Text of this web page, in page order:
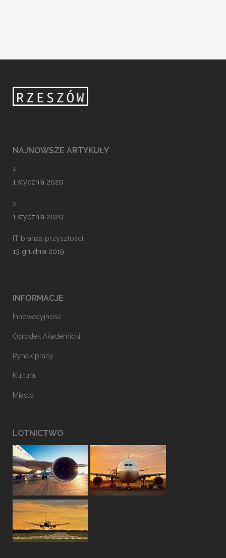
NAJNOWSZE ARTYKUŁY
x
1 stycznia 2020
x
1 stycznia 2020
IT branżą przyszłości
13 grudnia 2019
INFORMACJE
Innowacyjność
Ośrodek Akademicki
Rynek pracy
Kultura
Miasto
LOTNICTWO